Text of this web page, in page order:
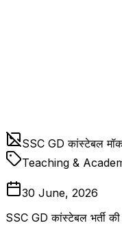
SSC GD कांस्टेबल मॉक
Teaching &
30 June, 2026
SSC GD कांस्टेबल भर्ती की